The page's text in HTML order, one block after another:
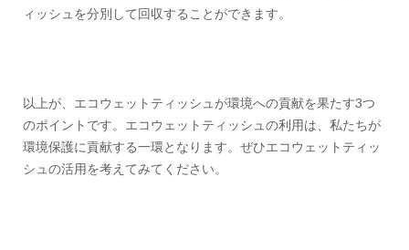
ィッシュを分別して回収することができます。
以上が、エコウェットティッシュが環境への貢献を果たす3つ
のポイントです。エコウェットティッシュの利用は、私たちが
環境保護に貢献する一環となります。ぜひエコウェットティッ
シュの活用を考えてみてください。